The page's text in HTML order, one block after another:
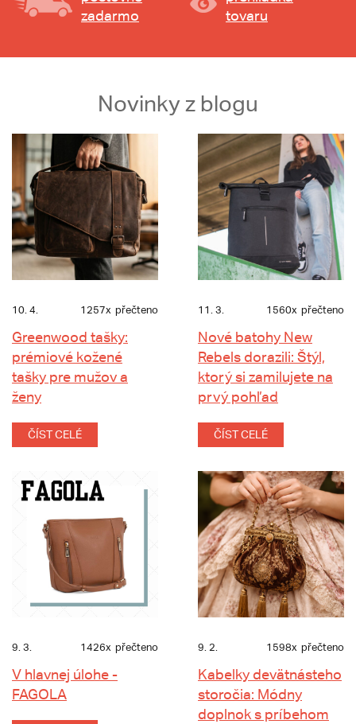
zadarmo
tovaru
Novinky z blogu
10. 4. 1257x přečteno
Greenwood tašky:
prémiové kožené
tašky pre mužov a
ženy
ČÍST CELÉ
11. 3. 1560x přečteno
Nové batohy New
Rebels dorazili: Štýl,
ktorý si zamilujete na
prvý pohľad
ČÍST CELÉ
9. 3. 1426x přečteno
V hlavnej úlohe -
FAGOLA
9. 2. 1598x přečteno
Kabelky devätnásteho
storočia: Módny
doplnok s príbehom